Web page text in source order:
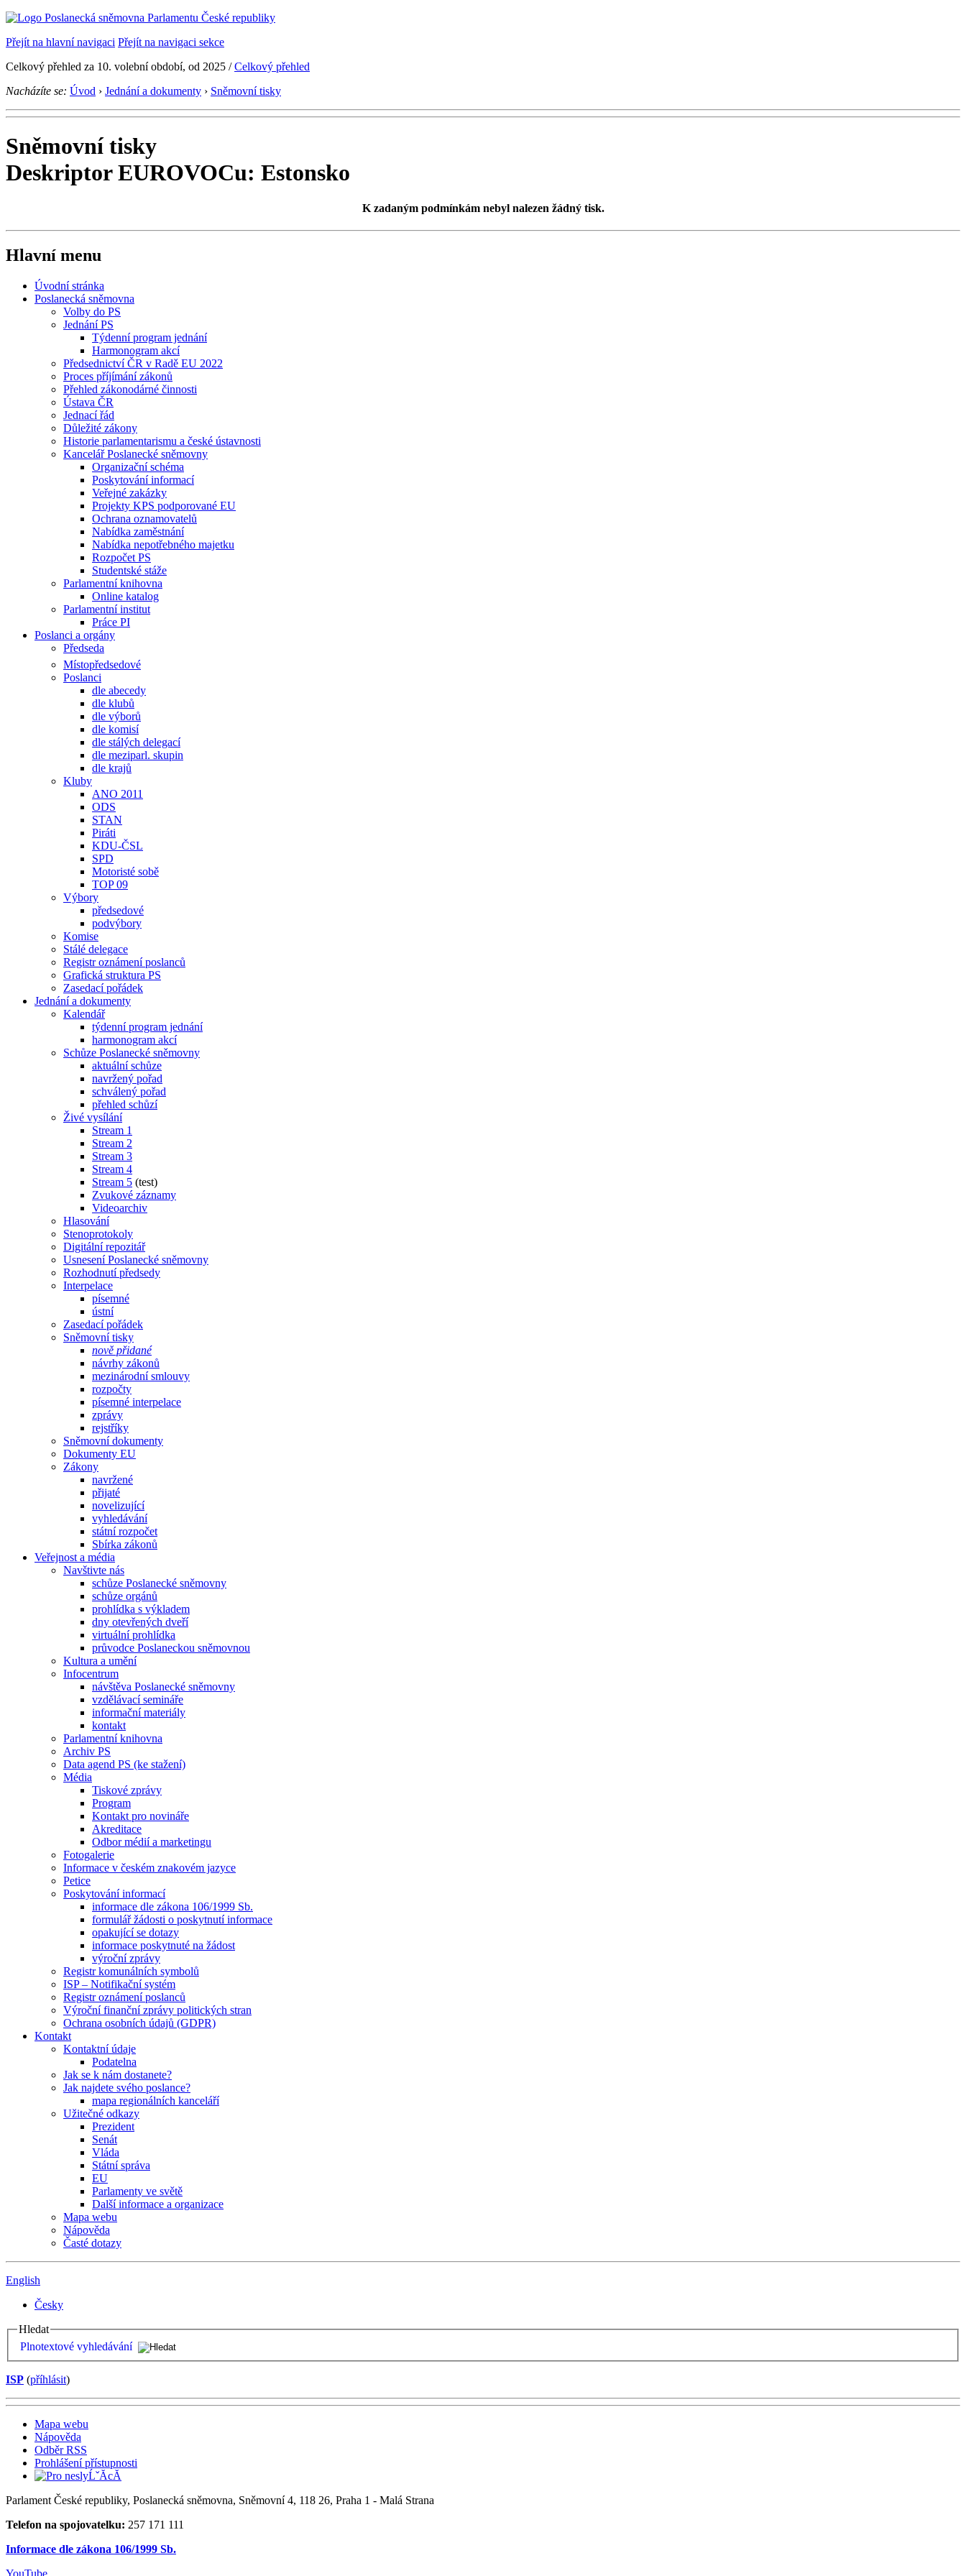
Přejít na hlavní navigaci Přejít na navigaci sekce
Celkový přehled za 10. volební období, od 2025 /Celkový přehled
Nacházíte se: Úvod › Jednání a dokumenty › Sněmovní tisky
Sněmovní tisky
Deskriptor EUROVOCu: Estonsko
K zadaným podmínkám nebyl nalezen žádný tisk.
Hlavní menu
Úvodní stránka
Poslanecká sněmovna
Volby do PS
Jednání PS
Týdenní program jednání
Harmonogram akcí
Předsednictví ČR v Radě EU 2022
Proces příjímání zákonů
Přehled zákonodárné činnosti
Ústava ČR
Jednací řád
Důležité zákony
Historie parlamentarismu a české ústavnosti
Kancelář Poslanecké sněmovny
Organizační schéma
Poskytování informací
Veřejné zakázky
Projekty KPS podporované EU
Ochrana oznamovatelů
Nabídka zaměstnání
Nabídka nepotřebného majetku
Rozpočet PS
Studentské stáže
Parlamentní knihovna
Online katalog
Parlamentní institut
Práce PI
Poslanci a orgány
Předseda
Místopředsedové
Poslanci
dle abecedy
dle klubů
dle výborů
dle komisí
dle stálých delegací
dle meziparl. skupin
dle krajů
Kluby
ANO 2011
ODS
STAN
Piráti
KDU-ČSL
SPD
Motoristé sobě
TOP 09
Výbory
předsedové
podvýbory
Komise
Stálé delegace
Registr oznámení poslanců
Grafická struktura PS
Zasedací pořádek
Jednání a dokumenty
Kalendář
týdenní program jednání
harmonogram akcí
Schůze Poslanecké sněmovny
aktuální schůze
navržený pořad
schválený pořad
přehled schůzí
Živé vysílání
Stream 1
Stream 2
Stream 3
Stream 4
Stream 5 (test)
Zvukové záznamy
Videoarchiv
Hlasování
Stenoprotokoly
Digitální repozitář
Usnesení Poslanecké sněmovny
Rozhodnutí předsedy
Interpelace
písemné
ústní
Zasedací pořádek
Sněmovní tisky
nově přidané
návrhy zákonů
mezinárodní smlouvy
rozpočty
písemné interpelace
zprávy
rejstříky
Sněmovní dokumenty
Dokumenty EU
Zákony
navržené
přijaté
novelizující
vyhledávání
státní rozpočet
Sbírka zákonů
Veřejnost a média
Navštivte nás
schůze Poslanecké sněmovny
schůze orgánů
prohlídka s výkladem
dny otevřených dveří
virtuální prohlídka
průvodce Poslaneckou sněmovnou
Kultura a umění
Infocentrum
návštěva Poslanecké sněmovny
vzdělávací semináře
informační materiály
kontakt
Parlamentní knihovna
Archiv PS
Data agend PS (ke stažení)
Média
Tiskové zprávy
Program
Kontakt pro novináře
Akreditace
Odbor médií a marketingu
Fotogalerie
Informace v českém znakovém jazyce
Petice
Poskytování informací
informace dle zákona 106/1999 Sb.
formulář žádosti o poskytnutí informace
opakující se dotazy
informace poskytnuté na žádost
výroční zprávy
Registr komunálních symbolů
ISP – Notifikační systém
Registr oznámení poslanců
Výroční finanční zprávy politických stran
Ochrana osobních údajů (GDPR)
Kontakt
Kontaktní údaje
Podatelna
Jak se k nám dostanete?
Jak najdete svého poslance?
mapa regionálních kanceláří
Užitečné odkazy
Prezident
Senát
Vláda
Státní správa
EU
Parlamenty ve světě
Další informace a organizace
Mapa webu
Nápověda
Časté dotazy
English
Česky
Hledat
Plnotextové vyhledávání
ISP (příhlásit)
Mapa webu
Nápověda
Odběr RSS
Prohlášení přístupnosti
Parlament České republiky, Poslanecká sněmovna, Sněmovní 4, 118 26, Praha 1 - Malá Strana
Telefon na spojovatelku: 257 171 111
Informace dle zákona 106/1999 Sb.
YouTube